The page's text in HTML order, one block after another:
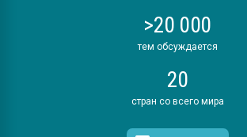
>20 000
тем обсуждается
20
стран со всего мира